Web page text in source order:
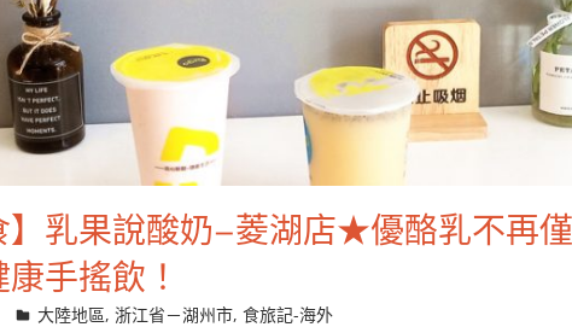
】乳果說酸奶–菱湖店★優酪乳不再
手搖飲！
大陸地區,浙江省－湖州市,食旅記-海外